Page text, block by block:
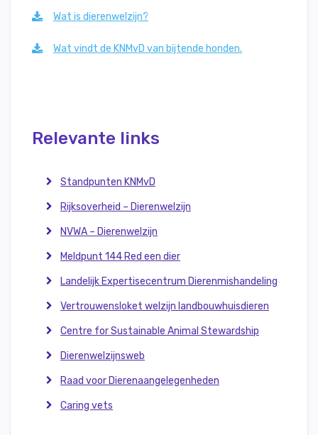
Wat is dierenwelzijn?
Wat vindt de KNMvD van bijtende honden.
Relevante links
Standpunten KNMvD
Rijksoverheid – Dierenwelzijn
NVWA – Dierenwelzijn
Meldpunt 144 Red een dier
Landelijk Expertisecentrum Dierenmishandeling
Vertrouwensloket welzijn landbouwhuisdieren
Centre for Sustainable Animal Stewardship
Dierenwelzijnsweb
Raad voor Dierenaangelegenheden
Caring vets